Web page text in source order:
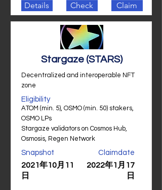
Details Check Claim
Stargaze (STARS)
Decentralized and interoperable NFT
zone
Eligibility
ATOM (min. 5), OSMO (min. 50) stakers,
OSMO LPs
Stargaze validators on Cosmos Hub,
Osmosis, Regen Network
Snapshot
2021年10月11
日
Claimdate
2022年1月17
日